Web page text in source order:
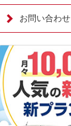
お問い合わせ